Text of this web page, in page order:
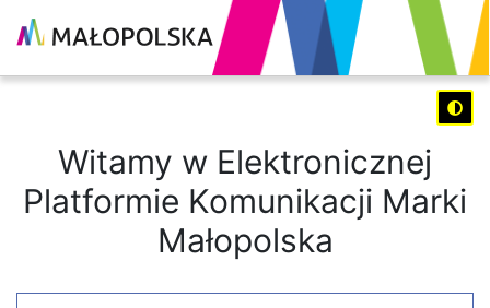
Witamy w Elektronicznej
Platformie Komunikacji Marki
Małopolska